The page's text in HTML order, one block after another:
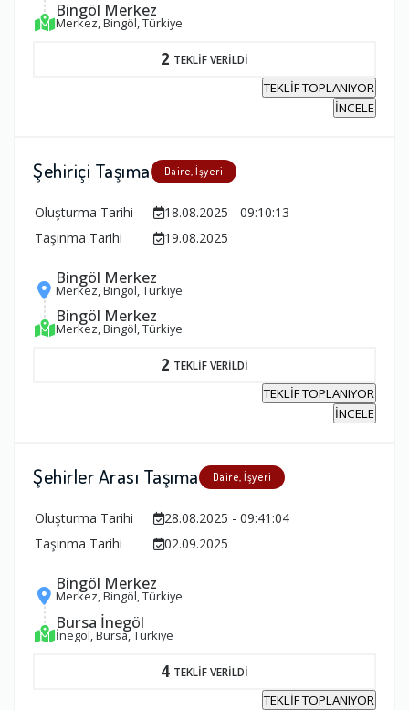
Bingöl Merkez
Merkez, Bingöl, Türkiye
2 TEKLİF VERİLDİ
TEKLİF TOPLANIYOR
İNCELE
Şehiriçi Taşıma Daire, İşyeri
Oluşturma Tarihi
18.08.2025 - 09:10:13
Taşınma Tarihi
19.08.2025
Bingöl Merkez
Merkez, Bingöl, Türkiye
Bingöl Merkez
Merkez, Bingöl, Türkiye
2 TEKLİF VERİLDİ
TEKLİF TOPLANIYOR
İNCELE
Şehirler Arası Taşıma Daire, İşyeri
Oluşturma Tarihi
28.08.2025 - 09:41:04
Taşınma Tarihi
02.09.2025
Bingöl Merkez
Merkez, Bingöl, Türkiye
Bursa İnegöl
İnegöl, Bursa, Türkiye
4 TEKLİF VERİLDİ
TEKLİF TOPLANIYOR